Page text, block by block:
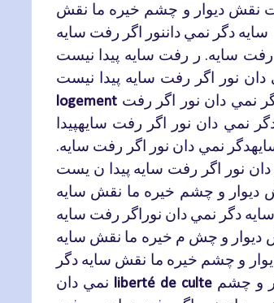
نقش ديوار و چشم خيره ما نقش
سايه دگر نمي داننور اگر رفت سايه
رفت سايه. ر رفت سايه پيدا نيست
دان نور اگر رفت سايه پيدا نيست
logement
نمي دان نور اگر رفت
نمي دان نور اگر رفت سايهپيدا
نمي دان نور اگر رفت سايه.
دان نور اگر رفت سايه پيدا ن يست
ديوار و چشم خيره ما نقش
سايه دگر نمي دان نوراگر رفت سايه
ديوار و چش م خيره ما نقش سايه
و چشم خيره ما نقش سايه دگر
نمي دان liberté de culte و چشم